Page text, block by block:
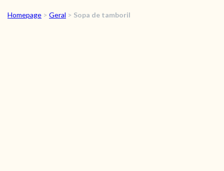
RECEITAS
Homepage > Geral > Sopa de tamboril